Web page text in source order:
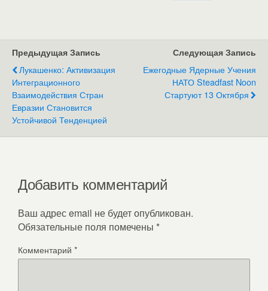
Предыдущая Запись
Лукашенко: Активизация
Интеграционного
Взаимодействия Стран
Евразии Становится
Устойчивой Тенденцией
Следующая Запись
Ежегодные Ядерные Учения
НАТО Steadfast Noon
Стартуют 13 Октября
Добавить комментарий
Ваш адрес email не будет опубликован.
Обязательные поля помечены *
Комментарий *